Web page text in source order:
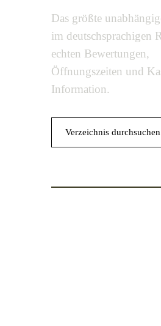
Das größte
im deutschsprachigen
echten Bewertungen,
Öffnungszeiten und
Information.
Verzeichnis